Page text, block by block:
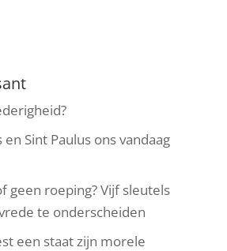
Sint Paulus ons vandaag
geen roeping? Vijf sleutels
te onderscheiden
een staat zijn morele